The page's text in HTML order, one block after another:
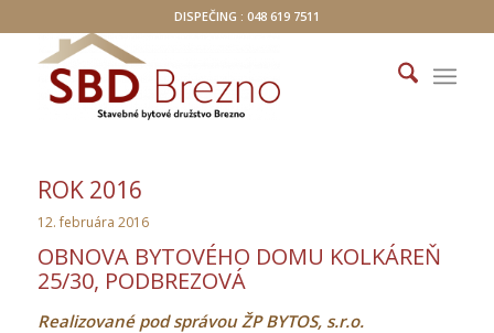
DISPEČING : 048 619 7511
ROK 2016
12. februára 2016
OBNOVA BYTOVÉHO DOMU KOLKÁREŇ
25/30, PODBREZOVÁ
Realizované pod správou ŽP BYTOS, s.r.o.